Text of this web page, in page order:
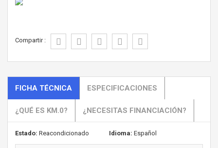
Compartir :
FICHA TÉCNICA ESPECIFICACIONES
¿QUÉ ES KM.0? ¿NECESITAS FINANCIACIÓN?
Estado: Reacondicionado Idioma: Español